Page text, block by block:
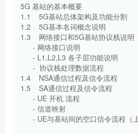
5G 基站的基本概要
1.1 5G基站总体架构及功能分割
1.2 5G基本名词概念说明
1.3 网络接口和5G基站协议栈说明
- 网络接口说明
- L1,L2,L3 各子层功能说明
- 协议栈处理数据流程
1.4 NSA通信过程及信令流程
1.5 SA通信过程及信令流程
- UE 开机 流程
- 信道映射
- UE与基站间的空口信令流程（上